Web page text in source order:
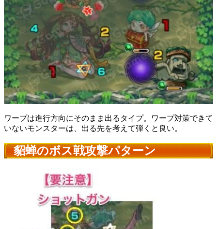
ワープは進行方向にそのまま出るタイプ。ワープ対策できて
いないモンスターは、出る先を考えて弾くと良い。
貂蝉のボス戦攻撃パターン